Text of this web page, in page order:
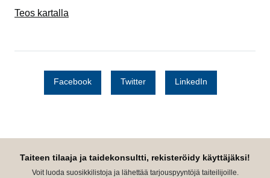
Teos kartalla
Facebook Twitter LinkedIn
Taiteen tilaaja ja taidekonsultti, rekisteröidy käyttäjäksi!
Voit luoda suosikkilistoja ja lähettää tarjouspyyntöjä taiteilijoille.